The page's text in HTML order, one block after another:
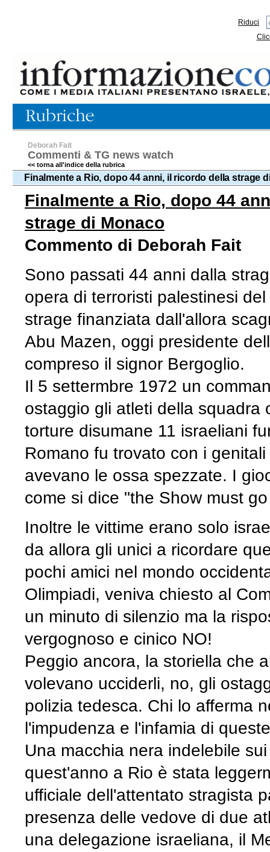
Riduci
Deborah Fait
Commenti & TG news watch
<< torna all'indice della rubrica
Finalmente a Rio, dopo 44 anni, il ricordo della strage
Finalmente a Rio, dopo 44
strage di Monaco
Commento di Deborah Fait
Sono passati 44 anni dalla
opera di terroristi palestinesi
strage finanziata dall'allora
Abu Mazen, oggi presidente
compreso il signor Bergoglio.
Il 5 settermbre 1972 un
ostaggio gli atleti della squadra
torture disumane 11 israeliani
Romano fu trovato con i
avevano le ossa spezzate. I
come si dice "the Show must
Inoltre le vittime erano solo
da allora gli unici a ricordare
pochi amici nel mondo
Olimpiadi, veniva chiesto al
un minuto di silenzio ma la
vergognoso e cinico NO!
Peggio ancora, la storiella che
volevano ucciderli, no, gli
polizia tedesca. Chi lo afferma
l'impudenza e l'infamia di
Una macchia nera indelebile
quest'anno a Rio è stata
ufficiale dell'attentato stragista
presenza delle vedove di due
una delegazione israeliana, il